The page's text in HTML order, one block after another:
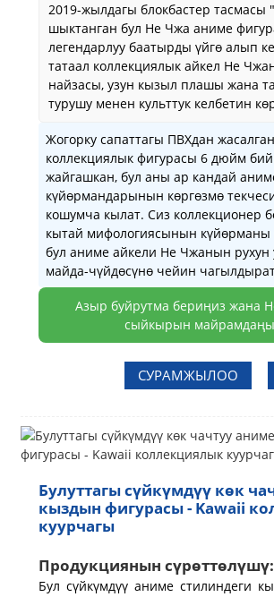
2019-жылдагы блокбастер
шыктанган бул Не Чжа аниме
легендарлуу баатырды үйгө алып
татаал коллекциялык айкел Не
найзасы, узун кызыл плашы жана
турушу менен культтук келбетин
Жогорку сапаттагы ПВХдан
коллекциялык фигурасы 6 дюйм
жайгашкан, бул аны ар кандай
күйөрмандарынын көргөзмө
кошумча кылат. Сиз коллекционер
кытай мифологиясынын күйөрманы
бул аниме айкели Не Чжанын рухун
майда-чүйдөсүнө чейин
Азыр буйрутма бериңиз жана
сыйкырын
СУРАМЖЫЛОО
Булуттагы сүйкүмдүү көк
кыздын фигурасы - Kawaii
куурчагы
Продукциянын сүрөттөлүшү:
Бул сүйкүмдүү аниме стилиндеги